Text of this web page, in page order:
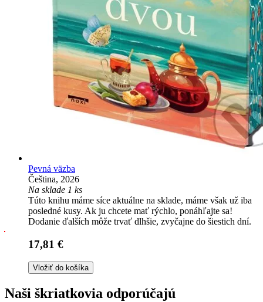
Pevná väzba
Čeština, 2026
Na sklade 1 ks
Túto knihu máme síce aktuálne na sklade, máme však už iba
posledné kusy. Ak ju chcete mať rýchlo, ponáhľajte sa!
Dodanie ďalších môže trvať dlhšie, zvyčajne do šiestich dní.
17,81 €
Vložiť do košíka
Naši škriatkovia odporúčajú